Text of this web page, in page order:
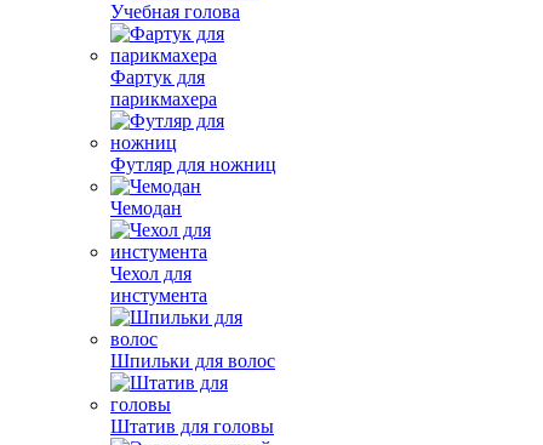
Учебная голова
Фартук для
парикмахера
Футляр для ножниц
Чемодан
Чехол для
инстумента
Шпильки для волос
Штатив для головы